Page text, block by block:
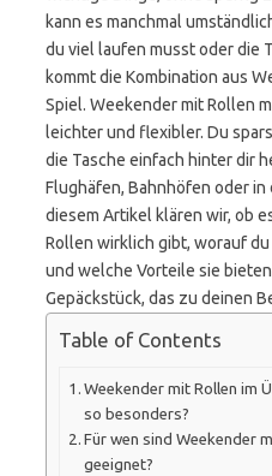
kann es manchmal
du viel laufen musst oder die
kommt die Kombination aus
Spiel. Weekender mit Rollen
leichter und flexibler. Du
die Tasche einfach hinter dir
Flughäfen, Bahnhöfen oder in
diesem Artikel klären wir, ob
Rollen wirklich gibt, worauf
und welche Vorteile sie
Gepäckstück, das zu deinen
Table of Contents
Weekender mit Rollen im
so besonders?
Für wen sind Weekender
geeignet?